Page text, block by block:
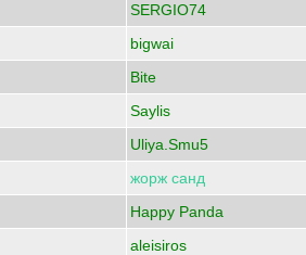
SERGIO74
bigwai
Bite
Saylis
Uliya.Smu5
жорж санд
Happy Panda
aleisiros